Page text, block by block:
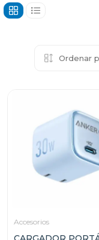
Ordenar
Accesorios